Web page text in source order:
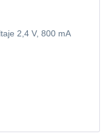
2,4 V, 800 mA